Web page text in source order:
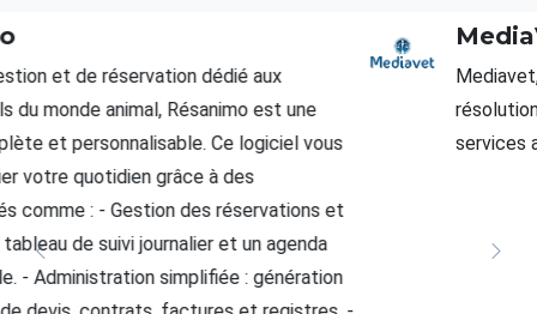
Mediavet, médiateur agréé depuis 2017, facilite la
résolution amiable des litiges liés aux animaux,
services associés et produits alimentaires.